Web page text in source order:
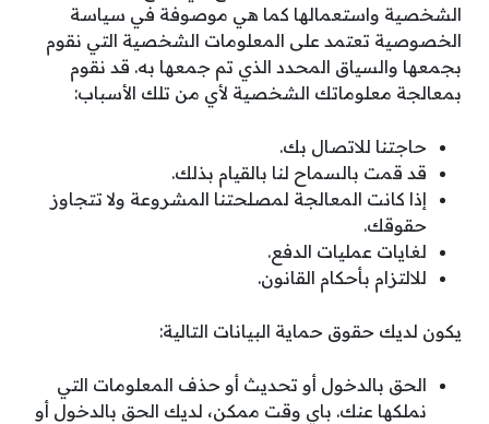
الشخصية واستعمالها كما هي موصوفة في سياسة
الخصوصية تعتمد على المعلومات الشخصية التي نقوم
بجمعها والسياق المحدد الذي تم جمعها به. قد نقوم
بمعالجة معلوماتك الشخصية لأي من تلك الأسباب:
حاجتنا للاتصال بك.
قد قمت بالسماح لنا بالقيام بذلك.
إذا كانت المعالجة لمصلحتنا المشروعة ولا تتجاوز
حقوقك.
لغايات عمليات الدفع.
للالتزام بأحكام القانون.
يكون لديك حقوق حماية البيانات التالية:
الحق بالدخول أو تحديث أو حذف المعلومات التي
نملكها عنك. باي وقت ممكن، لديك الحق بالدخول أو